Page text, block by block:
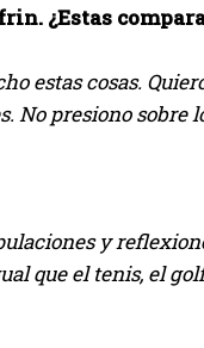
¿Estas
estas cosas.
No presiono sobre
y
que el tenis, el